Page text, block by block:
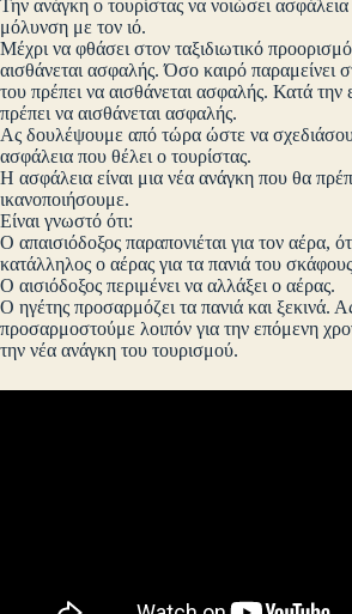
Την ανάγκη ο τουρίστας να νοιώσει
μόλυνση με τον ιό.
Μέχρι να φθάσει στον ταξιδιωτικό
αισθάνεται ασφαλής. Όσο καιρό παραμείνει
του πρέπει να αισθάνεται ασφαλής. Κατά την
πρέπει να αισθάνεται ασφαλής.
Ας δουλέψουμε από τώρα ώστε να
ασφάλεια που θέλει ο τουρίστας.
Η ασφάλεια είναι μια νέα ανάγκη που θα
ικανοποιήσουμε.
Είναι γνωστό ότι:
Ο απαισιόδοξος παραπονιέται για τον αέρα,
κατάλληλος ο αέρας για τα πανιά του σκάφους
Ο αισιόδοξος περιμένει να αλλάξει ο αέρας.
Ο ηγέτης προσαρμόζει τα πανιά και ξεκινά.
προσαρμοστούμε λοιπόν για την επόμενη
την νέα ανάγκη του τουρισμού.